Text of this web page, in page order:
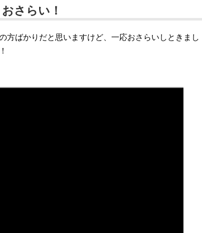
さらい！
方ばかりだと思いますけど、一応おさらいしときまし